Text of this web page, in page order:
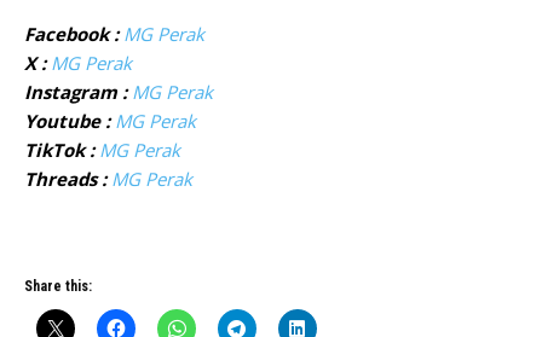
Facebook : MG Perak
X : MG Perak
Instagram : MG Perak
Youtube : MG Perak
TikTok : MG Perak
Threads : MG Perak
Share this: